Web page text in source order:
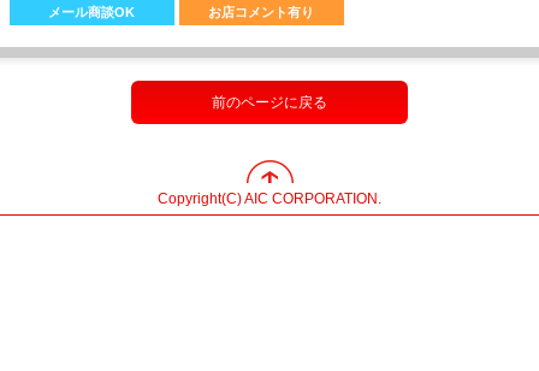
メール商談OK お店コメント有り
前のページに戻る
Copyright(C) AIC CORPORATION.